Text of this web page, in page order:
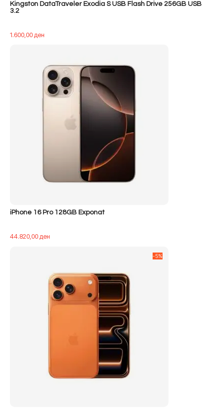
Kingston DataTraveler Exodia S USB Flash Drive 256GB USB
3.2
1.600,00ден
iPhone 16 Pro 128GB Exponat
44.820,00ден
-5%